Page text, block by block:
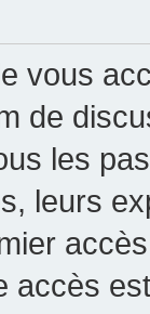
vous
de
les
leurs
accès